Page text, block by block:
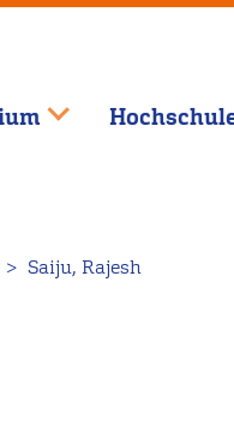
Saiju, Rajesh